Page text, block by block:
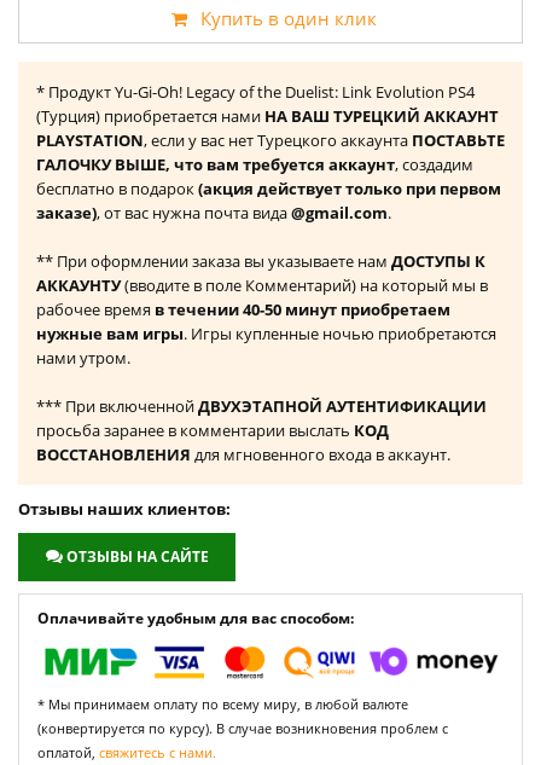
Купить в один клик
* Продукт Yu-Gi-Oh! Legacy of the Duelist: Link Evolution PS4
(Турция) приобретается нами НА ВАШ ТУРЕЦКИЙ АККАУНТ
PLAYSTATION, если у вас нет Турецкого аккаунта ПОСТАВЬТЕ
ГАЛОЧКУ ВЫШЕ, что вам требуется аккаунт, создадим
бесплатно в подарок(акция действует только при первом
заказе), от вас нужна почта вида@gmail.com.
** При оформлении заказа вы указываете нам ДОСТУПЫ К
АККАУНТУ(вводите в поле Комментарий) на который мы в
рабочее время в течении 40-50 минут приобретаем
нужные вам игры. Игры купленные ночью приобретаются
нами утром.
*** При включеннойДВУХЭТАПНОЙ АУТЕНТИФИКАЦИИ
просьба заранее в комментарии выслать КОД
ВОССТАНОВЛЕНИЯ для мгновенного входа в аккаунт.
Отзывы наших клиентов:
ОТЗЫВЫ НА САЙТЕ
Оплачивайте удобным для вас способом:
* Мы принимаем оплату по всему миру, в любой валюте
(конвертируется по курсу). В случае возникновения проблем с
оплатой, свяжитесь с нами.